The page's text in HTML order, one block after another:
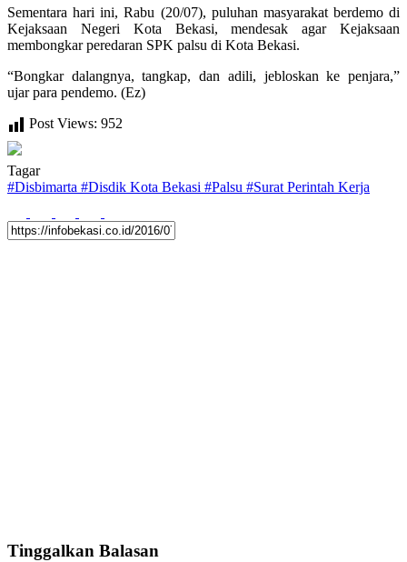
Sementara hari ini, Rabu (20/07), puluhan masyarakat berdemo di
Kejaksaan Negeri Kota Bekasi, mendesak agar Kejaksaan
membongkar peredaran SPK palsu di Kota Bekasi.
“Bongkar dalangnya, tangkap, dan adili, jebloskan ke penjara,”
ujar para pendemo. (Ez)
Post Views: 952
Tagar
#Disbimarta #Disdik Kota Bekasi #Palsu #Surat Perintah Kerja
Tinggalkan Balasan